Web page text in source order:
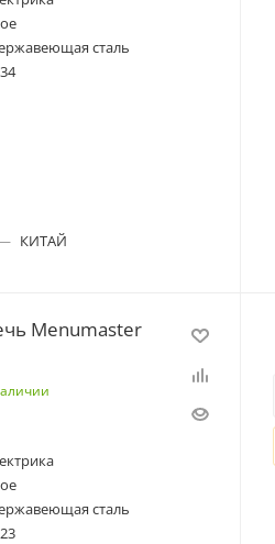
сталь
34
КИТАЙ
Menumaster
сталь
23